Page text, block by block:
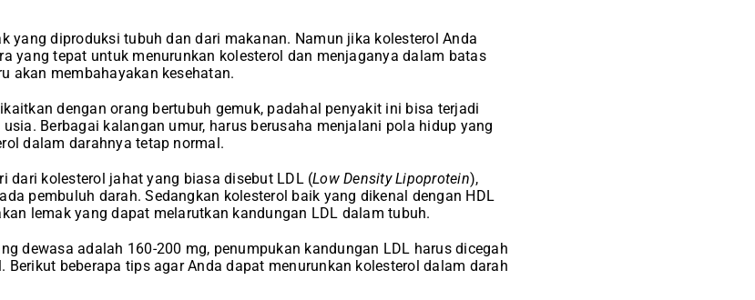
yang diproduksi tubuh dan dari makanan. Namun jika kolesterol Anda
yang tepat untuk menurunkan kolesterol dan menjaganya dalam batas
akan membahayakan kesehatan.
dengan orang bertubuh gemuk, padahal penyakit ini bisa terjadi
Berbagai kalangan umur, harus berusaha menjalani pola hidup yang
dalam darahnya tetap normal.
dari kolesterol jahat yang biasa disebut LDL (Low Density Lipoprotein),
pembuluh darah. Sedangkan kolesterol baik yang dikenal dengan HDL
lemak yang dapat melarutkan kandungan LDL dalam tubuh.
dewasa adalah 160-200 mg, penumpukan kandungan LDL harus dicegah
Berikut beberapa tips agar Anda dapat menurunkan kolesterol dalam darah